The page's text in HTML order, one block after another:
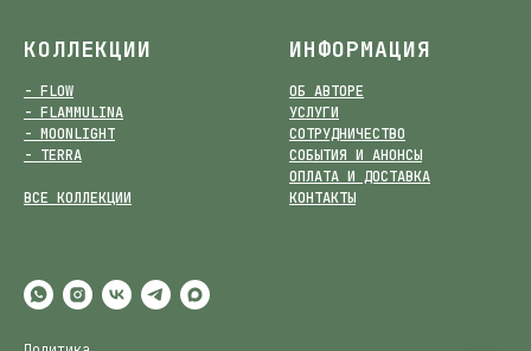
КОЛЛЕКЦИИ
- FLOW
- FLAMMULINA
- MOONLIGHT
- TERRA
ВСЕ КОЛЛЕКЦИИ
ИНФОРМАЦИЯ
ОБ АВТОРЕ
УСЛУГИ
СОТРУДНИЧЕСТВО
СОБЫТИЯ И АНОНСЫ
ОПЛАТА И ДОСТАВКА
КОНТАКТЫ